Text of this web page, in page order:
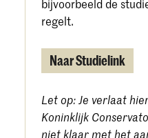
bijvoorbeeld de
regelt.
Naar Studielink
Let op: Je verlaat
Koninklijk
niet klaar met het